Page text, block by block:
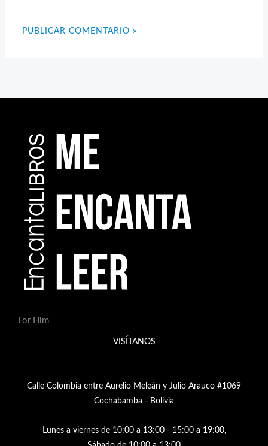
For Him
VISÍTANOS
Calle Colombia entre Aurelio Meleán y Julio Arauco #1069
Cochabamba - Bolivia
Lunes a viernes de 10:00 a 13:00 - 15:00 a 19:00,